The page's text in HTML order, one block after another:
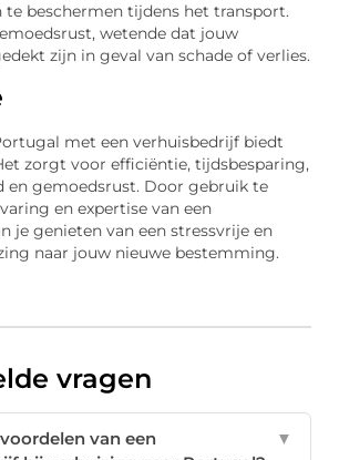
beschermen tijdens het transport.
wetende dat jouw
zijn in geval van schade of verlies.
met een verhuisbedrijf biedt
zorgt voor efficiëntie, tijdsbesparing,
en gemoedsrust. Door gebruik te
en expertise van een
je genieten van een stressvrije en
naar jouw nieuwe bestemming.
vragen
van een
▼